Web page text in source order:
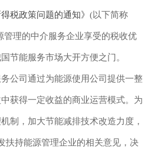
税政策问题的通知》 (以下简称
管理的中介服务企业享受的税收优
节能服务市场大开方便之门。
司通过为能源使用公司提供一整
获得一定收益的商业运营模式。为
制，加大节能减排技术改造力度，
扶持能源管理企业的相关意见，决